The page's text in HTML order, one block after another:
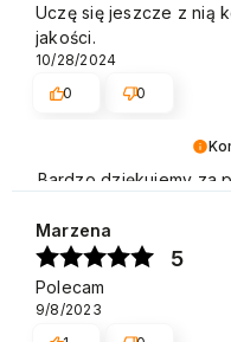
Bardzo dziękujemy za
Klienta. Cieszymy się,
Zapraszamy do
oferty. Pozdrawiamy
Uczę się jeszcze z nią
jakości.
10/28/2024
0
0
Marzena
5
Polecam
9/8/2023